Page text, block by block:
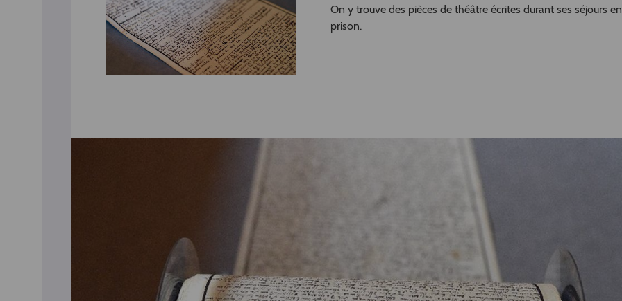
On y trouve des pièces de théâtre écrites durant ses séjours en
prison.